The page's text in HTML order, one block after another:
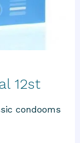
12st
condooms